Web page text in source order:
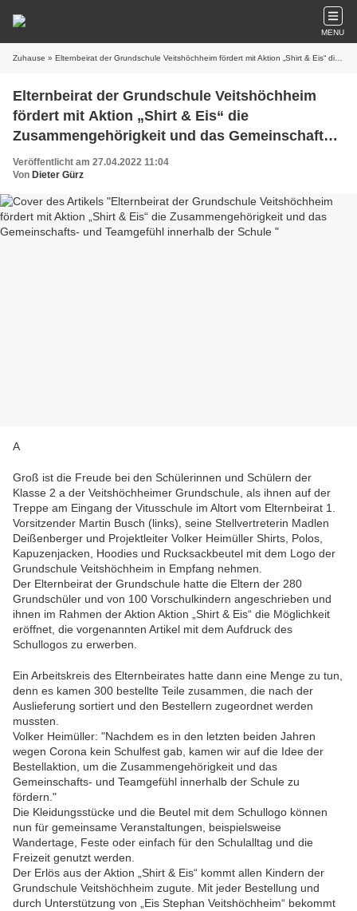
MENU
Zuhause » Elternbeirat der Grundschule Veitshöchheim fördert mit Aktion „Shirt & Eis“ die Zusammengehörigkeit und das Gemeinschafts- und Teamgefühl innerhalb der Schule
Elternbeirat der Grundschule Veitshöchheim
fördert mit Aktion „Shirt & Eis“ die
Zusammengehörigkeit und das Gemeinschafts-
und Teamgefühl innerhalb der Schule
Veröffentlicht am 27.04.2022 11:04
Von Dieter Gürz
A
Groß ist die Freude bei den Schülerinnen und Schülern der
Klasse 2 a der Veitshöchheimer Grundschule, als ihnen auf der
Treppe am Eingang der Vitusschule im Altort vom Elternbeirat 1.
Vorsitzender Martin Busch (links), seine Stellvertreterin Madlen
Deißenberger und Projektleiter Volker Heimüller Shirts, Polos,
Kapuzenjacken, Hoodies und Rucksackbeutel mit dem Logo der
Grundschule Veitshöchheim in Empfang nehmen.
Der Elternbeirat der Grundschule hatte die Eltern der 280
Grundschüler und von 100 Vorschulkindern angeschrieben und
ihnen im Rahmen der Aktion Aktion „Shirt & Eis“ die Möglichkeit
eröffnet, die vorgenannten Artikel mit dem Aufdruck des
Schullogos zu erwerben.
Ein Arbeitskreis des Elternbeirates hatte dann eine Menge zu tun,
denn es kamen 300 bestellte Teile zusammen, die nach der
Auslieferung sortiert und den Bestellern zugeordnet werden
mussten.
Volker Heimüller: "Nachdem es in den letzten beiden Jahren
wegen Corona kein Schulfest gab, kamen wir auf die Idee der
Bestellaktion, um die Zusammengehörigkeit und das
Gemeinschafts- und Teamgefühl innerhalb der Schule zu
fördern."
Die Kleidungsstücke und die Beutel mit dem Schullogo können
nun für gemeinsame Veranstaltungen, beispielsweise
Wandertage, Feste oder einfach für den Schulalltag und die
Freizeit genutzt werden.
Der Erlös aus der Aktion „Shirt & Eis“ kommt allen Kindern der
Grundschule Veitshöchheim zugute. Mit jeder Bestellung und
durch Unterstützung von „Eis Stephan Veitshöchheim“ bekommt